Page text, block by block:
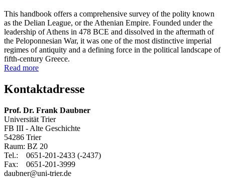
This handbook offers a comprehensive survey of the polity known
as the Delian League, or the Athenian Empire. Founded under the
leadership of Athens in 478 BCE and dissolved in the aftermath of
the Peloponnesian War, it was one of the most distinctive imperial
regimes of antiquity and a defining force in the political landscape of
fifth-century Greece.
Read more
Kontaktadresse
Prof. Dr. Frank Daubner
Universität Trier
FB III - Alte Geschichte
54286 Trier
Raum: BZ 20
Tel.: 0651-201-2433 (-2437)
Fax: 0651-201-3999
daubner@uni-trier.de